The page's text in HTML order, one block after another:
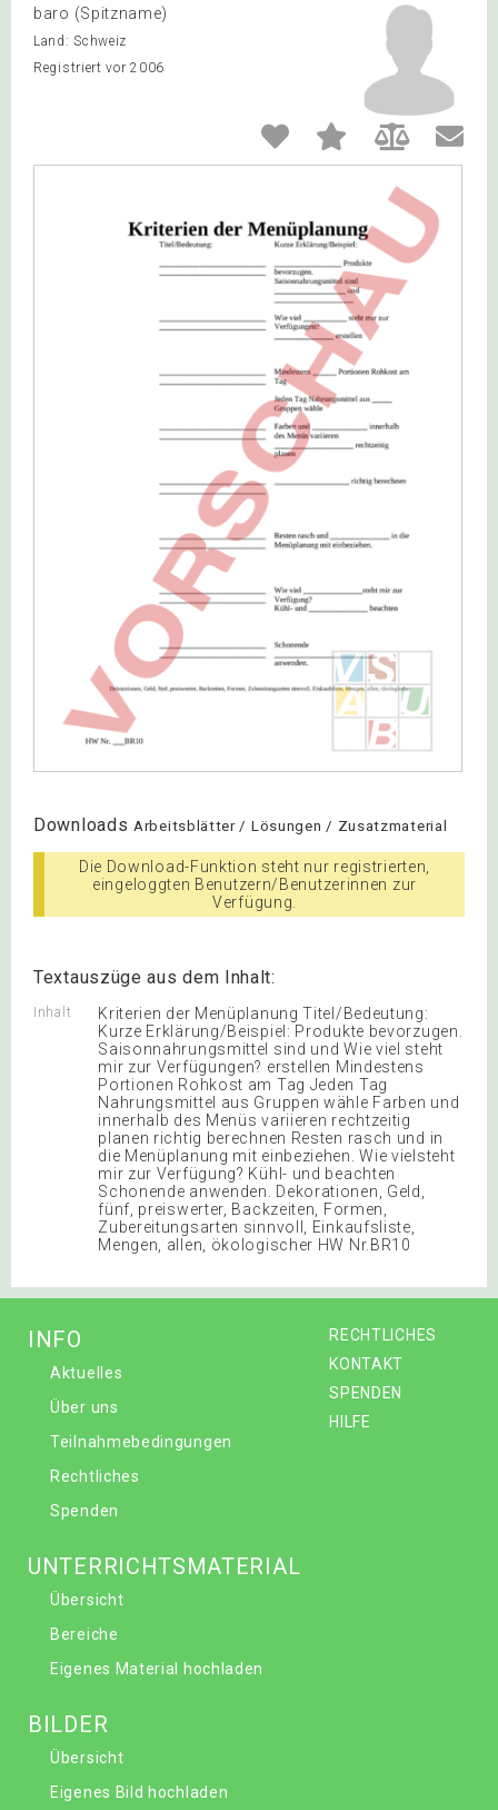
baro (Spitzname)
Land: Schweiz
Registriert vor 2006
Downloads Arbeitsblätter / Lösungen / Zusatzmaterial
Die Download-Funktion steht nur registrierten,
eingeloggten Benutzern/Benutzerinnen zur
Verfügung.
Textauszüge aus dem Inhalt:
Inhalt
Kriterien der Menüplanung Titel/Bedeutung:
Kurze Erklärung/Beispiel: Produkte bevorzugen.
Saisonnahrungsmittel sind und Wie viel steht
mir zur Verfügungen? erstellen Mindestens
Portionen Rohkost am Tag Jeden Tag
Nahrungsmittel aus Gruppen wähle Farben und
innerhalb des Menüs variieren rechtzeitig
planen richtig berechnen Resten rasch und in
die Menüplanung mit einbeziehen. Wie vielsteht
mir zur Verfügung? Kühl- und beachten
Schonende anwenden. Dekorationen, Geld,
fünf, preiswerter, Backzeiten, Formen,
Zubereitungsarten sinnvoll, Einkaufsliste,
Mengen, allen, ökologischer HW Nr.BR10
RECHTLICHES
KONTAKT
SPENDEN
HILFE
INFO
Aktuelles
Über uns
Teilnahmebedingungen
Rechtliches
Spenden
UNTERRICHTSMATERIAL
Übersicht
Bereiche
Eigenes Material hochladen
BILDER
Übersicht
Eigenes Bild hochladen